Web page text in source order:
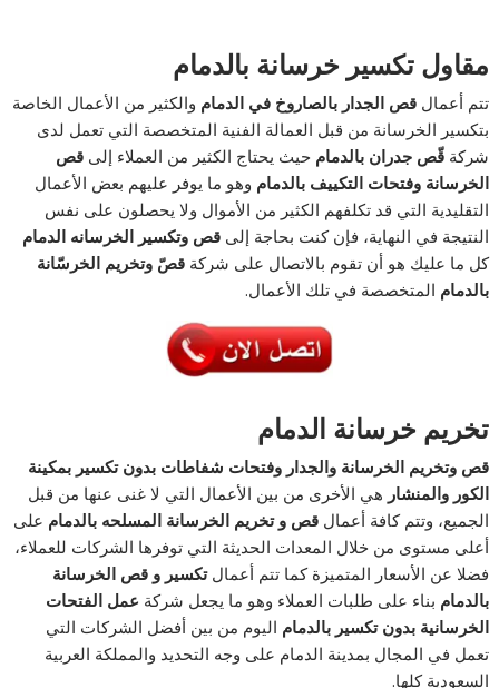
مقاول تكسير خرسانة بالدمام
تتم أعمالقص الجدار بالصاروخ في الدمام والكثير من الأعمال الخاصة
بتكسير الخرسانة من قبل العمالة الفنية المتخصصة التي تعمل لدى
شركةقّص جدران بالدمام حيث يحتاج الكثير من العملاء إلىقص
الخرسانة وفتحات التكييف بالدمام وهو ما يوفر عليهم بعض الأعمال
التقليدية التي قد تكلفهم الكثير من الأموال ولا يحصلون على نفس
النتيجة في النهاية، فإن كنت بحاجة إلىقص وتكسير الخرسانه الدمام
كل ما عليك هو أن تقوم بالاتصال على شركةقصّ وتخريم الخرسّانة
بالدمام المتخصصة في تلك الأعمال.
تخريم خرسانة الدمام
قص وتخريم الخرسانة والجدار وفتحات شفاطات بدون تكسير بمكينة
الكور والمنشار هي الأخرى من بين الأعمال التي لا غنى عنها من قبل
الجميع، وتتم كافة أعمالقص و تخريم الخرسانة المسلحه بالدمام على
أعلى مستوى من خلال المعدات الحديثة التي توفرها الشركات للعملاء،
فضلا عن الأسعار المتميزة كما تتم أعمالتكسير و قص الخرسانة
بالدمام بناء على طلبات العملاء وهو ما يجعل شركة عمل الفتحات
الخرسانية بدون تكسير بالدمام اليوم من بين أفضل الشركات التي
تعمل في المجال بمدينة الدمام على وجه التحديد والمملكة العربية
السعودية كلها.